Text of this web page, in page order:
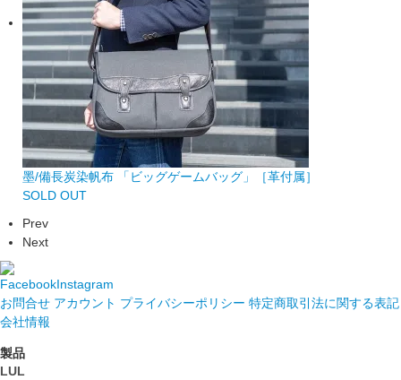
墨/備長炭染帆布 「ビッグゲームバッグ」［革付属］
SOLD OUT
Prev
Next
FacebookInstagram
お問合せ アカウント プライバシーポリシー 特定商取引法に関する表記
会社情報
製品
LUL